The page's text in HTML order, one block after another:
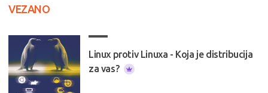
VEZANO
Linux protiv Linuxa - Koja je distribucija
za vas?